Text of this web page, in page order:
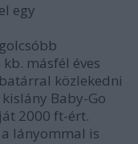
egy
másfél éves
közlekedni
Baby-Go
2000 ft-ért.
lányommal is